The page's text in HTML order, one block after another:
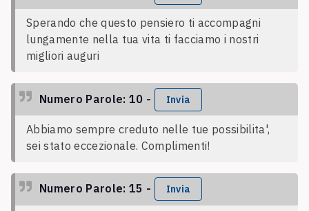
Sperando che questo pensiero ti accompagni
lungamente nella tua vita ti facciamo i nostri
migliori auguri
Numero Parole: 10 - Invia
Abbiamo sempre creduto nelle tue possibilita',
sei stato eccezionale. Complimenti!
Numero Parole: 15 - Invia